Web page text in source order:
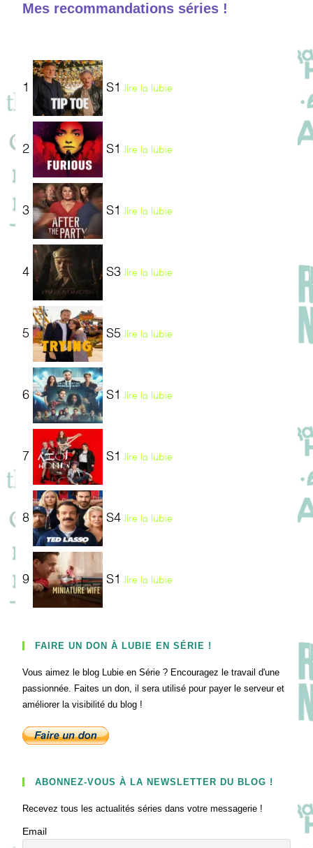
Mes recommandations séries !
1 S1 lire la lubie
2 S1 lire la lubie
3 S1 lire la lubie
4 S3 lire la lubie
5 S5 lire la lubie
6 S1 lire la lubie
7 S1 lire la lubie
8 S4 lire la lubie
9 S1 lire la lubie
FAIRE UN DON À LUBIE EN SÉRIE !
Vous aimez le blog Lubie en Série ? Encouragez le travail d'une
passionnée. Faites un don, il sera utilisé pour payer le serveur et
améliorer la visibilité du blog !
ABONNEZ-VOUS À LA NEWSLETTER DU BLOG !
Recevez tous les actualités séries dans votre messagerie !
Email